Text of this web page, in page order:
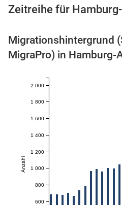
Zeitreihe für
Migrationshintergrund
MigraPro) in Hamburg-
Anzahl
600
800
1 000
1 200
1 400
1 600
1 800
2 000